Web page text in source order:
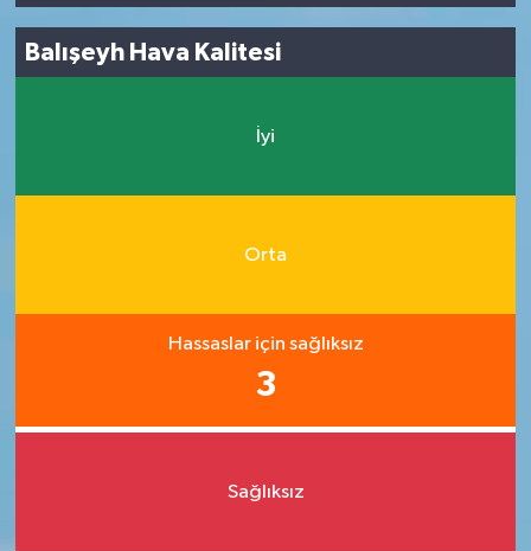
Balışeyh Hava Kalitesi
İyi
Orta
Hassaslar için sağlıksız
3
Sağlıksız